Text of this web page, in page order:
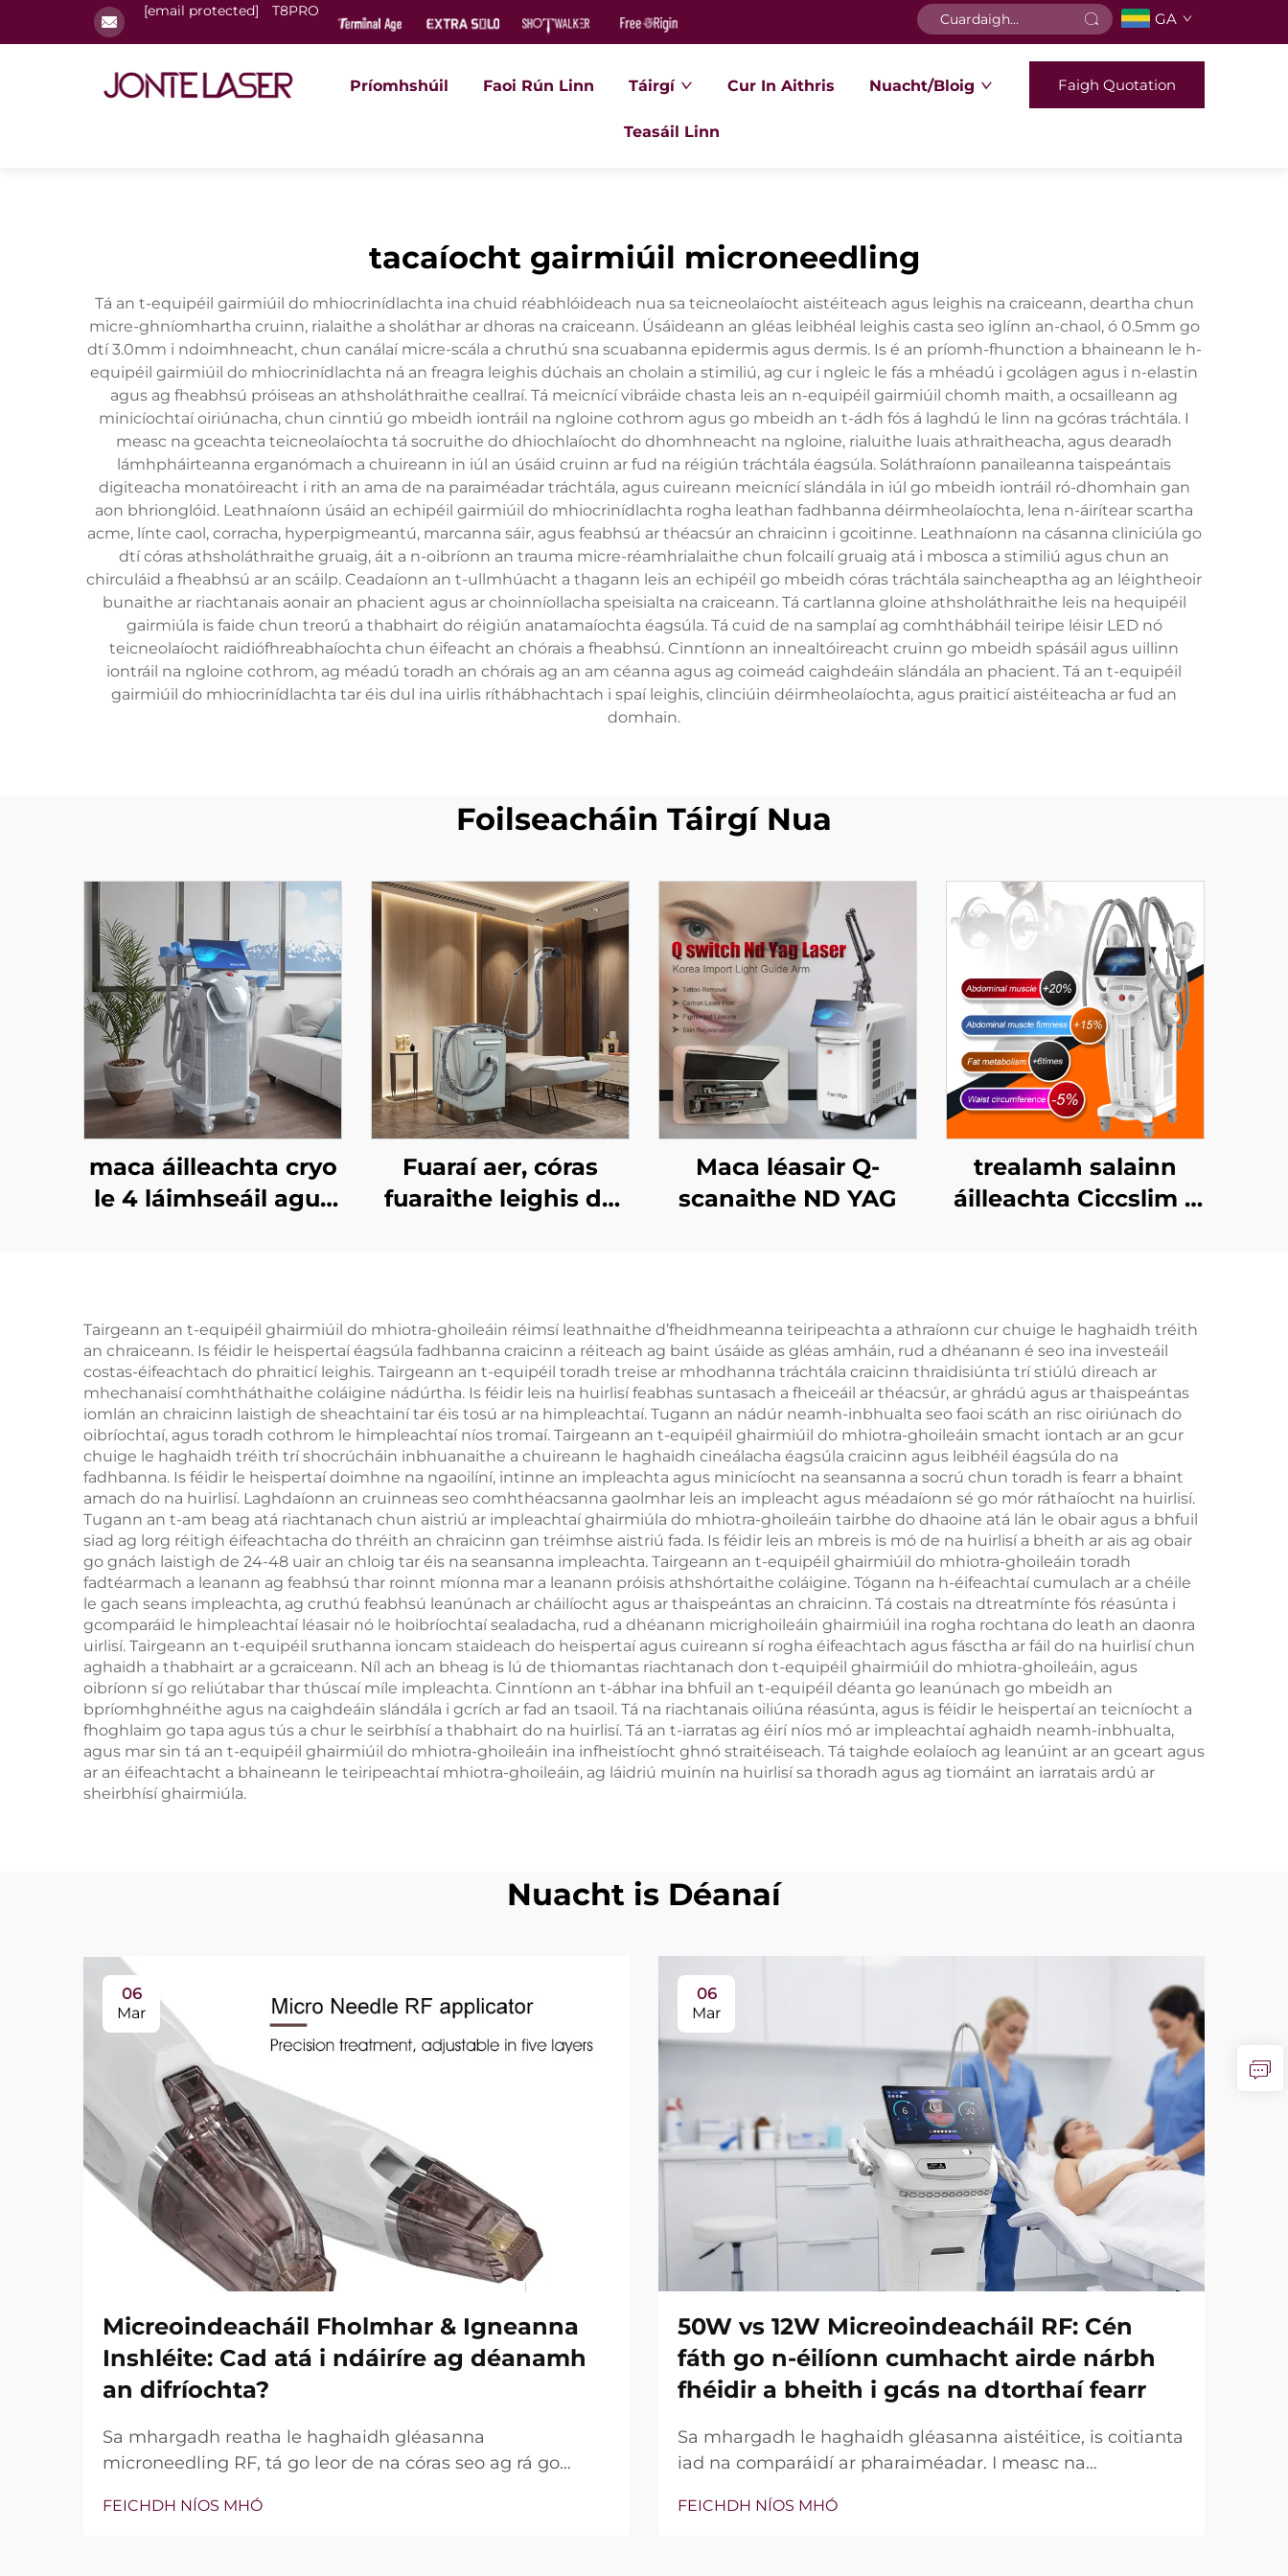
[email protected] T8PRO GA
Príomhshúil Faoi Rún Linn Táirgí Cur In Aithris Nuacht/Bloig
Teasáil Linn
Faigh Quotation
tacaíocht gairmiúil microneedling
Tá an t-equipéil gairmiúil do mhiocrinídlachta ina chuid réabhlóideach nua sa teicneolaíocht aistéiteach agus leighis na craiceann, deartha chun
micre-ghníomhartha cruinn, rialaithe a sholáthar ar dhoras na craiceann. Úsáideann an gléas leibhéal leighis casta seo iglínn an-chaol, ó 0.5mm go
dtí 3.0mm i ndoimhneacht, chun canálaí micre-scála a chruthú sna scuabanna epidermis agus dermis. Is é an príomh-fhunction a bhaineann le h-
equipéil gairmiúil do mhiocrinídlachta ná an freagra leighis dúchais an cholain a stimiliú, ag cur i ngleic le fás a mhéadú i gcolágen agus i n-elastin
agus ag fheabhsú próiseas an athsholáthraithe ceallraí. Tá meicnící vibráide chasta leis an n-equipéil gairmiúil chomh maith, a ocsailleann ag
minicíochtaí oiriúnacha, chun cinntiú go mbeidh iontráil na ngloine cothrom agus go mbeidh an t-ádh fós á laghdú le linn na gcóras tráchtála. I
measc na gceachta teicneolaíochta tá socruithe do dhiochlaíocht do dhomhneacht na ngloine, rialuithe luais athraitheacha, agus dearadh
lámhpháirteanna erganómach a chuireann in iúl an úsáid cruinn ar fud na réigiún tráchtála éagsúla. Soláthraíonn panaileanna taispeántais
digiteacha monatóireacht i rith an ama de na paraiméadar tráchtála, agus cuireann meicnící slándála in iúl go mbeidh iontráil ró-dhomhain gan
aon bhrionglóid. Leathnaíonn úsáid an echipéil gairmiúil do mhiocrinídlachta rogha leathan fadhbanna déirmheolaíochta, lena n-áirítear scartha
acme, línte caol, corracha, hyperpigmeantú, marcanna sáir, agus feabhsú ar théacsúr an chraicinn i gcoitinne. Leathnaíonn na cásanna cliniciúla go
dtí córas athsholáthraithe gruaig, áit a n-oibríonn an trauma micre-réamhrialaithe chun folcailí gruaig atá i mbosca a stimiliú agus chun an
chirculáid a fheabhsú ar an scáilp. Ceadaíonn an t-ullmhúacht a thagann leis an echipéil go mbeidh córas tráchtála saincheaptha ag an léightheoir
bunaithe ar riachtanais aonair an phacient agus ar choinníollacha speisialta na craiceann. Tá cartlanna gloine athsholáthraithe leis na hequipéil
gairmiúla is faide chun treorú a thabhairt do réigiún anatamaíochta éagsúla. Tá cuid de na samplaí ag comhthábháil teiripe léisir LED nó
teicneolaíocht raidiófhreabhaíochta chun éifeacht an chórais a fheabhsú. Cinntíonn an innealtóireacht cruinn go mbeidh spásáil agus uillinn
iontráil na ngloine cothrom, ag méadú toradh an chórais ag an am céanna agus ag coimeád caighdeáin slándála an phacient. Tá an t-equipéil
gairmiúil do mhiocrinídlachta tar éis dul ina uirlis ríthábhachtach i spaí leighis, clinciúin déirmheolaíochta, agus praiticí aistéiteacha ar fud an
domhain.
Foilseacháin Táirgí Nua
maca áilleachta cryo
le 4 láimhseáil agus
fuaraithe 360 céim, le
criothaireacht, le
laghdú meáchan
Fuaraí aer, córas
fuaraithe leighis do
eipidirmis, do úsáid
cliniciúil leanúnach
gan teagmháil
Maca léasair Q-
scanaithe ND YAG
trealamh salainn
áilleachta Ciccslim 3
(EMS)
Tairgeann an t-equipéil ghairmiúil do mhiotra-ghoileáin réimsí leathnaithe d’fheidhmeanna teiripeachta a athraíonn cur chuige le haghaidh tréith
an chraiceann. Is féidir le heispertaí éagsúla fadhbanna craicinn a réiteach ag baint úsáide as gléas amháin, rud a dhéanann é seo ina investeáil
costas-éifeachtach do phraiticí leighis. Tairgeann an t-equipéil toradh treise ar mhodhanna tráchtála craicinn thraidisiúnta trí stiúlú direach ar
mhechanaisí comhtháthaithe coláigine nádúrtha. Is féidir leis na huirlisí feabhas suntasach a fheiceáil ar théacsúr, ar ghrádú agus ar thaispeántas
iomlán an chraicinn laistigh de sheachtainí tar éis tosú ar na himpleachtaí. Tugann an nádúr neamh-inbhualta seo faoi scáth an risc oiriúnach do
oibríochtaí, agus toradh cothrom le himpleachtaí níos tromaí. Tairgeann an t-equipéil ghairmiúil do mhiotra-ghoileáin smacht iontach ar an gcur
chuige le haghaidh tréith trí shocrúcháin inbhuanaithe a chuireann le haghaidh cineálacha éagsúla craicinn agus leibhéil éagsúla do na
fadhbanna. Is féidir le heispertaí doimhne na ngaoilíní, intinne an impleachta agus minicíocht na seansanna a socrú chun toradh is fearr a bhaint
amach do na huirlisí. Laghdaíonn an cruinneas seo comhthéacsanna gaolmhar leis an impleacht agus méadaíonn sé go mór ráthaíocht na huirlisí.
Tugann an t-am beag atá riachtanach chun aistriú ar impleachtaí ghairmiúla do mhiotra-ghoileáin tairbhe do dhaoine atá lán le obair agus a bhfuil
siad ag lorg réitigh éifeachtacha do thréith an chraicinn gan tréimhse aistriú fada. Is féidir leis an mbreis is mó de na huirlisí a bheith ar ais ag obair
go gnách laistigh de 24-48 uair an chloig tar éis na seansanna impleachta. Tairgeann an t-equipéil ghairmiúil do mhiotra-ghoileáin toradh
fadtéarmach a leanann ag feabhsú thar roinnt míonna mar a leanann próisis athshórtaithe coláigine. Tógann na h-éifeachtaí cumulach ar a chéile
le gach seans impleachta, ag cruthú feabhsú leanúnach ar cháilíocht agus ar thaispeántas an chraicinn. Tá costais na dtreatmínte fós réasúnta i
gcomparáid le himpleachtaí léasair nó le hoibríochtaí sealadacha, rud a dhéanann micrighoileáin ghairmiúil ina rogha rochtana do leath an daonra
uirlisí. Tairgeann an t-equipéil sruthanna ioncam staideach do heispertaí agus cuireann sí rogha éifeachtach agus fásctha ar fáil do na huirlisí chun
aghaidh a thabhairt ar a gcraiceann. Níl ach an bheag is lú de thiomantas riachtanach don t-equipéil ghairmiúil do mhiotra-ghoileáin, agus
oibríonn sí go reliútabar thar thúscaí míle impleachta. Cinntíonn an t-ábhar ina bhfuil an t-equipéil déanta go leanúnach go mbeidh an
bpríomhghnéithe agus na caighdeáin slándála i gcrích ar fad an tsaoil. Tá na riachtanais oiliúna réasúnta, agus is féidir le heispertaí an teicníocht a
fhoghlaim go tapa agus tús a chur le seirbhísí a thabhairt do na huirlisí. Tá an t-iarratas ag éirí níos mó ar impleachtaí aghaidh neamh-inbhualta,
agus mar sin tá an t-equipéil ghairmiúil do mhiotra-ghoileáin ina infheistíocht ghnó straitéiseach. Tá taighde eolaíoch ag leanúint ar an gceart agus
ar an éifeachtacht a bhaineann le teiripeachtaí mhiotra-ghoileáin, ag láidriú muinín na huirlisí sa thoradh agus ag tiomáint an iarratais ardú ar
sheirbhísí ghairmiúla.
Nuacht is Déanaí
06
Mar
Micreoindeacháil Fholmhar & Igneanna
Inshléite: Cad atá i ndáiríre ag déanamh
an difríochta?
Sa mhargadh reatha le haghaidh gléasanna
microneedling RF, tá go leor de na córas seo ag rá go
níl an cheist fíor i ndáiríre an bhfuil na gnéithe seo ann nó
FEICHDH NÍOS MHÓ
06
Mar
50W vs 12W Micreoindeacháil RF: Cén
fáth go n-éilíonn cumhacht airde nárbh
fhéidir a bheith i gcás na dtorthaí fearr
Sa mhargadh le haghaidh gléasanna aistéitice, is coitianta
iad na comparáidí ar pharaiméadar. I measc na
bhfocal mar phointe táirgeachta tábhachtach. Áfach, ó
FEICHDH NÍOS MHÓ